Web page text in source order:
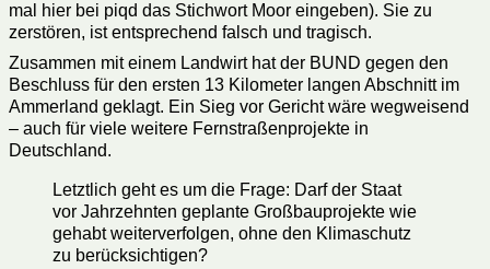
mal hier bei piqd das Stichwort Moor eingeben). Sie zu
zerstören, ist entsprechend falsch und tragisch.
Zusammen mit einem Landwirt hat der BUND gegen den
Beschluss für den ersten 13 Kilometer langen Abschnitt im
Ammerland geklagt. Ein Sieg vor Gericht wäre wegweisend
– auch für viele weitere Fernstraßenprojekte in
Deutschland.
Letztlich geht es um die Frage: Darf der Staat
vor Jahrzehnten geplante Großbauprojekte wie
gehabt weiterverfolgen, ohne den Klimaschutz
zu berücksichtigen?